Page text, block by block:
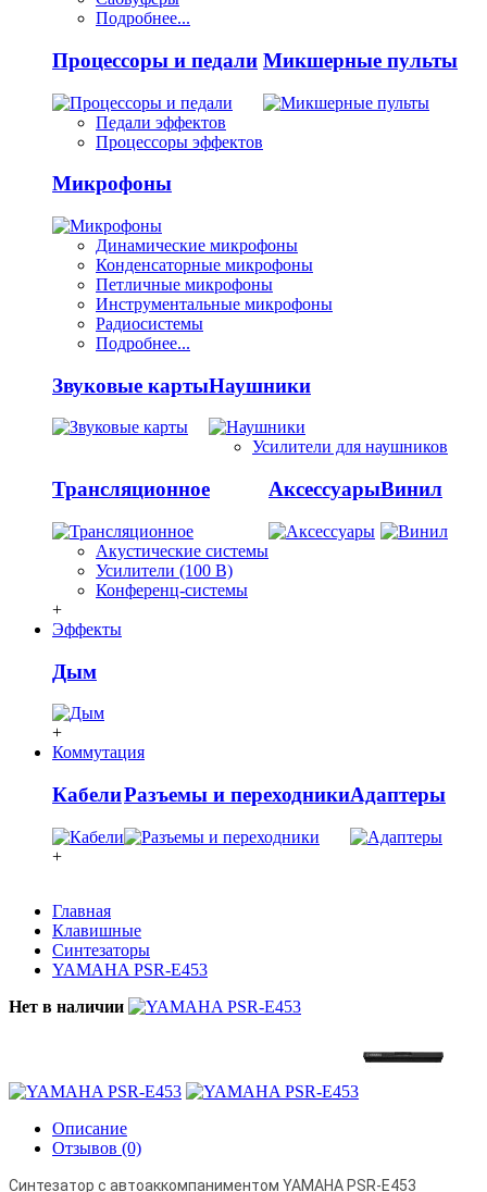
Подробнее...
Процессоры и педали
Педали эффектов
Процессоры эффектов
Микшерные пульты
Микрофоны
Динамические микрофоны
Конденсаторные микрофоны
Петличные микрофоны
Инструментальные микрофоны
Радиосистемы
Подробнее...
Звуковые картыНаушники
Усилители для наушников
Трансляционное
Акустические системы
Усилители (100 В)
Конференц-системы
АксессуарыВинил
+
Эффекты
Дым
+
Коммутация
КабелиРазъемы и переходникиАдаптеры
+
Главная
Клавишные
Синтезаторы
YAMAHA PSR-E453
Нет в наличии
Описание
Отзывов (0)
Синтезатор с автоаккомпаниментом YAMAHA PSR-E453